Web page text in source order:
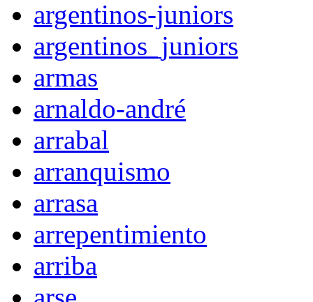
argentinos-juniors
argentinos_juniors
armas
arnaldo-andré
arrabal
arranquismo
arrasa
arrepentimiento
arriba